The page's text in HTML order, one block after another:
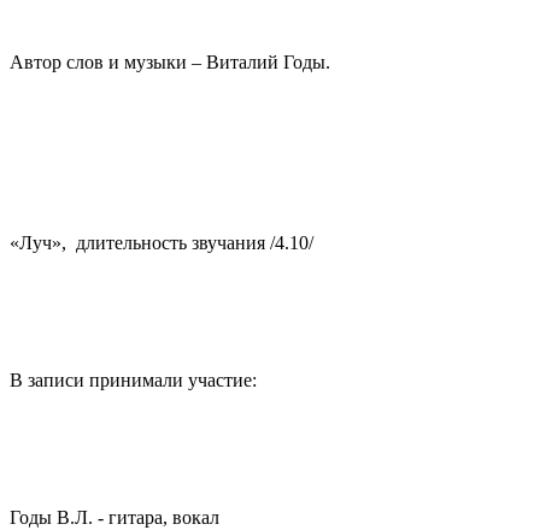
Автор слов и музыки – Виталий Годы.
«Луч», длительность звучания /4.10/
В записи принимали участие:
Годы В.Л. - гитара, вокал